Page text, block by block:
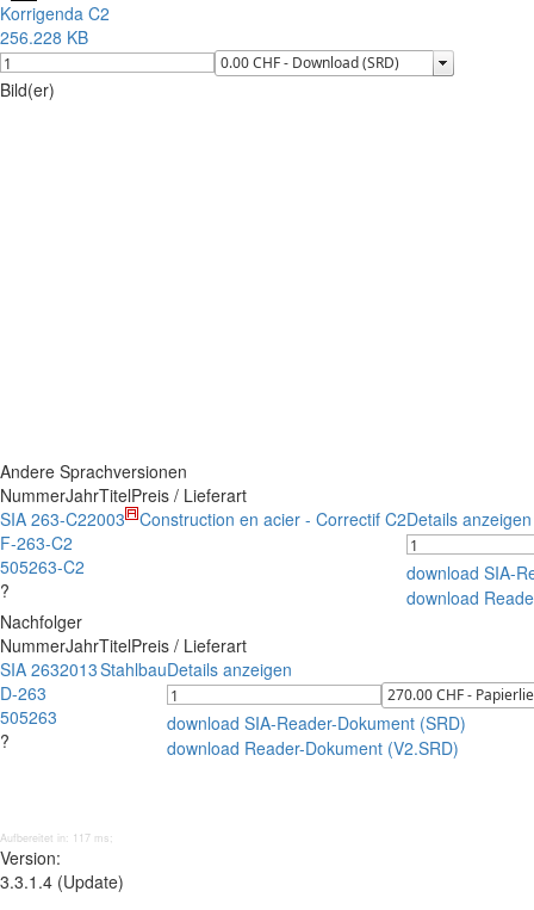
Korrigenda C2
256.228 KB
Bild(er)
Andere Sprachversionen
NummerJahrTitelPreis / Lieferart
SIA 263-C2
F-263-C2
505263-C2
?
2003 Construction en acier - Correctif C2Details anzeigen
download SIA-
download
Nachfolger
NummerJahrTitelPreis / Lieferart
SIA 263
D-263
505263
?
2013StahlbauDetails anzeigen
download SIA-Reader-Dokument (SRD)
download Reader-Dokument (V2.SRD)
Aufbereitet in: 117 ms;
Version:
3.3.1.4 (Update)